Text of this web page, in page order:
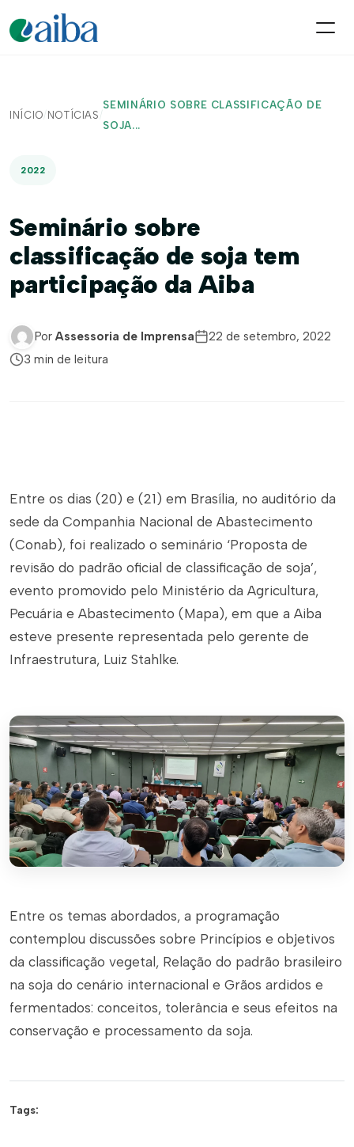
INÍCIO/ NOTÍCIAS /
SEMINÁRIO SOBRE CLASSIFICAÇÃO DE
SOJA...
2022
Seminário sobre
classificação de soja tem
participação da Aiba
Por Assessoria de Imprensa
22 de setembro, 2022
3 min de leitura
Entre os dias (20) e (21) em Brasília, no auditório da
sede da Companhia Nacional de Abastecimento
(Conab), foi realizado o seminário ‘Proposta de
revisão do padrão oficial de classificação de soja’,
evento promovido pelo Ministério da Agricultura,
Pecuária e Abastecimento (Mapa), em que a Aiba
esteve presente representada pelo gerente de
Infraestrutura, Luiz Stahlke.
Entre os temas abordados, a programação
contemplou discussões sobre Princípios e objetivos
da classificação vegetal, Relação do padrão brasileiro
na soja do cenário internacional e Grãos ardidos e
fermentados: conceitos, tolerância e seus efeitos na
conservação e processamento da soja.
Tags: